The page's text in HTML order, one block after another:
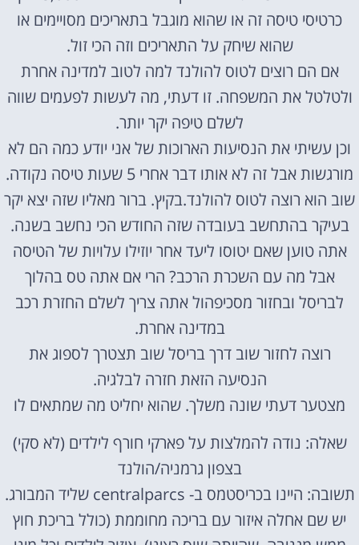
כרטיסי טיסה זה או שהוא מוגבל בתאריכים מסויימים או
שהוא שיחק על התאריכים וזה הכי זול.
אם הם רוצים לטוס להולנד למה לטוב למדינה אחרת
ולטלטל את המשפחה. זו דעתי, מה לעשות לפעמים שווה
לשלם טיפה יקר יותר.
וכן עשיתי את הנסיעות הארוכות של אני יודע כמה הם לא
מורגשות אבל זה לא אותו דבר אחרי 5 שעות טיסה נקודה.
שוב הוא רוצה לטוס להולנד.בקיץ. ברור מאליו שזה יצא יקר
בעיקר בהתחשב בעובדה שזה החודש הכי נחשב בשנה.
אתה טוען שאם יטוסו ליעד אחר יוזילו עלויות של הטיסה
אבל מה עם השכרת הרכב? הרי אם אתה טס בהלוך
לבריסל ובחזור מסכיפהול אתה צריך לשלם החזרת רכב
במדינה אחרת.
רוצה לחזור שוב דרך בריסל שוב תצטרך לספוג את
הנסיעה הזאת חזרה לבלגיה.
מצטער דעתי שונה משלך. שהוא יחליט מה שמתאים לו
שאלה: נודה להמלצות על פארקי חורף לילדים (לא סקי)
בצפון גרמניה/הולנד
תשובה: היינו בכריסטמס ב- centralparcs שליד המבורג.
יש שם אחלה איזור עם בריכה מחוממת (כולל בריכת חוץ